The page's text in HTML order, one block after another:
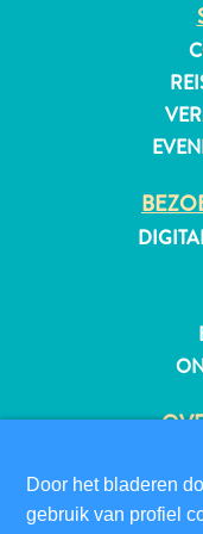
Waarom
Curacao?
Door het bladeren
gebruik van profiel